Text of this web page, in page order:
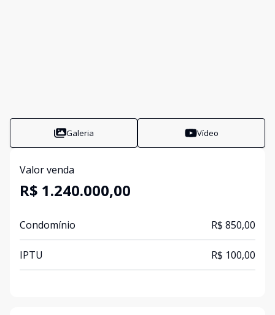
Galeria Vídeo
Valor venda
R$ 1.240.000,00
Condomínio R$ 850,00
IPTU R$ 100,00